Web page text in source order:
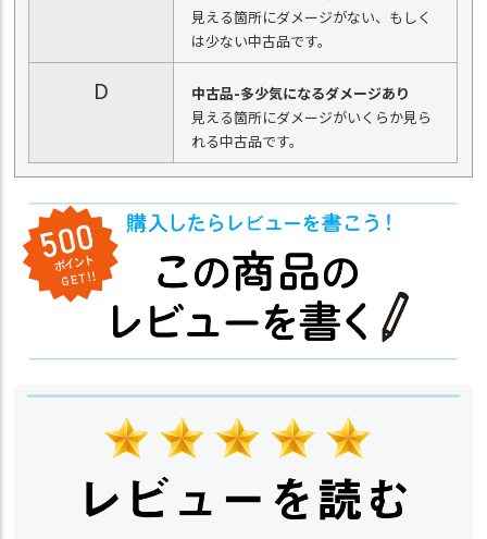
見える箇所にダメージがない、もしく
は少ない中古品です。
D
中古品-多少気になるダメージあり
見える箇所にダメージがいくらか見ら
れる中古品です。